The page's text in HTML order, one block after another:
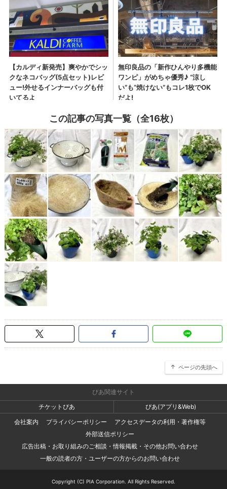
この記事の写真一覧（全16枚）
ページの先頭へ
ぴあ関連サイト
チケットぴあ
ぴあ(アプリ&Web)
会社案内
プライバシーポリシー
アクセスデータの利用・著作権等
外部送信ポリシー
広告出稿・お取り組みのご相談・情報掲載・その他お問い合わせ
一般の読者の方・ユーザーの方からのお問い合わせ
Copyright (C) PIA Corporation. All Rights Reserved.